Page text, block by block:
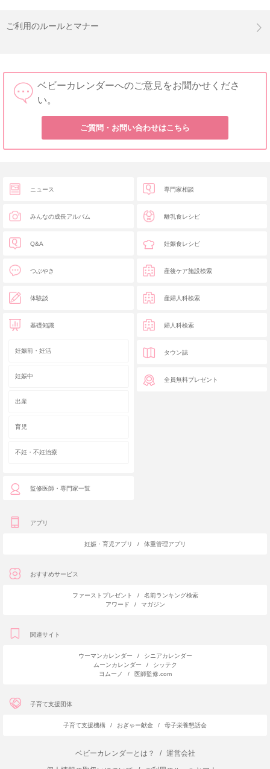
ご利用のルールとマナー
ベビーカレンダーへのご意見をお聞かせくださ
い。
ご質問・お問い合わせはこちら
ニュース
みんなの成長アルバム
Q&A
つぶやき
体験談
基礎知識
妊娠前・妊活
妊娠中
出産
育児
不妊・不妊治療
監修医師・専門家一覧
専門家相談
離乳食レシピ
妊娠食レシピ
産後ケア施設検索
産婦人科検索
婦人科検索
タウン誌
全員無料プレゼント
アプリ
妊娠・育児アプリ / 体重管理アプリ
おすすめサービス
ファーストプレゼント /
名前ランキング検索
アワード
/ マガジン
関連サイト
ウーマンカレンダー /
シニアカレンダー
ムーンカレンダー
/
シッテク
ヨムーノ
/ 医師監修.com
子育て支援団体
子育て支援機構 / おぎゃー献金 / 母子栄養懇話会
ベビーカレンダーとは？ /
運営会社